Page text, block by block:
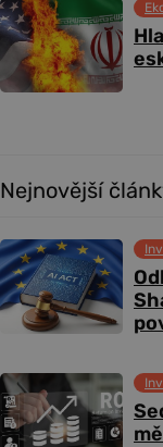
Nejnovější